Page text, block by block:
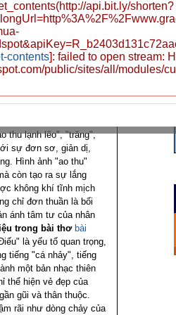
con người. Với ngôn
nhẹ nhàng, bài thơ
động, đồng thời thể
hồn tác giả. Bài viết
và giá trị tư tưởng của
thiên nhiên và tâm
1. Hình ảnh thiên
được mô tả với sự
thu lạnh lẽo", "trăng",
sự đơn sơ, giản dị,
Hình ảnh "ao thu"
còn tạo ra sự lắng
không khí tĩnh mịch
chỉ đơn thuần là bối
ánh tâm tư của nhân
trong bài thơ bài
là yếu tố quan trọng,
tiếng "cá nhảy", tiếng
một bản nhạc thiên
thể hiện vẻ đẹp của
gũi và thân thuộc.
rãi như dòng chảy của
api.bit.ly/shorten?
contents]: failed to open stream:
public/sites/all/modules/